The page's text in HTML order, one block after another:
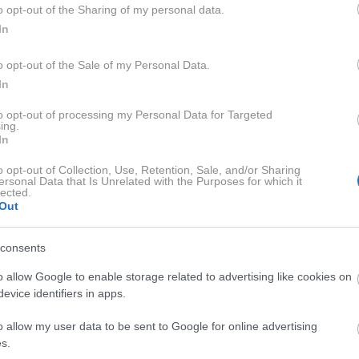
opt-out of the Sharing of my personal data.
opt-out of the Sale of my Personal Data.
opt-out of processing my Personal Data for Targeted
opt-out of Collection, Use, Retention, Sale, and/or Sharing
Data that Is Unrelated with the Purposes for which it
allow Google to enable storage related to advertising like cookies on
identifiers in apps.
allow my user data to be sent to Google for online advertising
400 podpisov
krajanov, združenih v civilno pobudo AC Šentilj
čakajo na protihrupno ograjo, promet na avtocesti pa
trpijo že 30 let in da so pri nas
pobudeRok Pirc
besedah najprej prisluhnil, vendar jevse skupaj
problem, ki vpliva na ogromno ljudi, želi civilna pobuda